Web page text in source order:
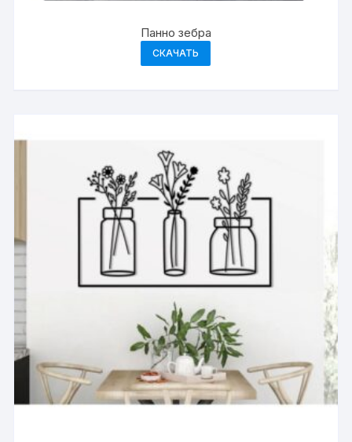
Панно зебра
СКАЧАТЬ